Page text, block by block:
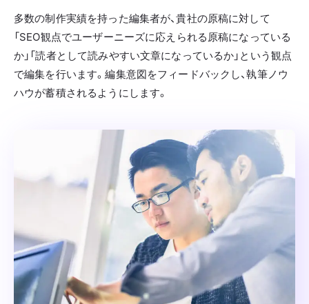
多数の制作実績を持った編集者が、貴社の原稿に対して
「SEO観点でユーザーニーズに応えられる原稿になっている
か」「読者として読みやすい文章になっているか」という観点
で編集を行います。編集意図をフィードバックし、執筆ノウ
ハウが蓄積されるようにします。